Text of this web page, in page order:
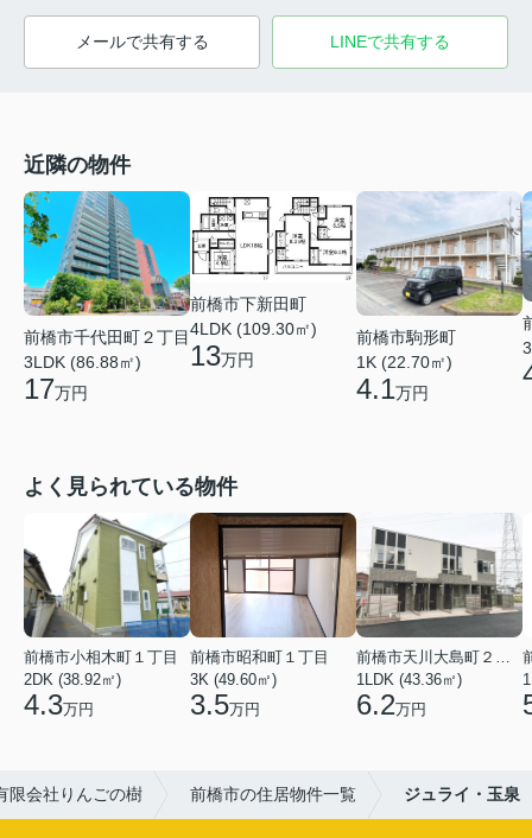
メールで共有する LINEで共有する
近隣の物件
前橋市千代田町２丁目
3LDK (86.88㎡)
17万円
前橋市下新田町
4LDK (109.30㎡)
13万円
前橋市駒形町
1K (22.70㎡)
4.1万円
よく見られている物件
前橋市小相木町１丁目
2DK (38.92㎡)
4.3万円
前橋市昭和町１丁目
3K (49.60㎡)
3.5万円
前橋市天川大島町２丁目
1LDK (43.36㎡)
6.2万円
限会社りんごの樹 前橋市の住居物件一覧 ジュライ・玉泉